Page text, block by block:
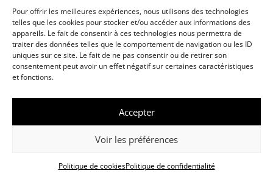
Pour offrir les meilleures expériences, nous utilisons des technologies
telles que les cookies pour stocker et/ou accéder aux informations des
appareils. Le fait de consentir à ces technologies nous permettra de
traiter des données telles que le comportement de navigation ou les ID
uniques sur ce site. Le fait de ne pas consentir ou de retirer son
consentement peut avoir un effet négatif sur certaines caractéristiques
et fonctions.
Accepter
Voir les préférences
Politique de cookiesPolitique de confidentialité